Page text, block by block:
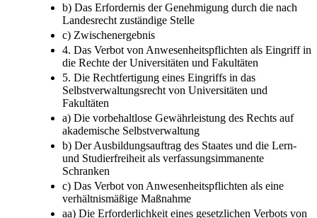
b) Das Erfordernis der Genehmigung durch die nach
Landesrecht zuständige Stelle
c) Zwischenergebnis
4. Das Verbot von Anwesenheitspflichten als Eingriff in
die Rechte der Universitäten und Fakultäten
5. Die Rechtfertigung eines Eingriffs in das
Selbstverwaltungsrecht von Universitäten und
Fakultäten
a) Die vorbehaltlose Gewährleistung des Rechts auf
akademische Selbstverwaltung
b) Der Ausbildungsauftrag des Staates und die Lern-
und Studierfreiheit als verfassungsimmanente
Schranken
c) Das Verbot von Anwesenheitspflichten als eine
verhältnismäßige Maßnahme
aa) Die Erforderlichkeit eines gesetzlichen Verbots von